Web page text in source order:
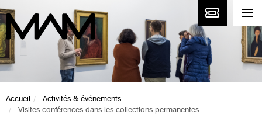
Accueil
Activités & événements
Visites-conférences dans les collections permanentes